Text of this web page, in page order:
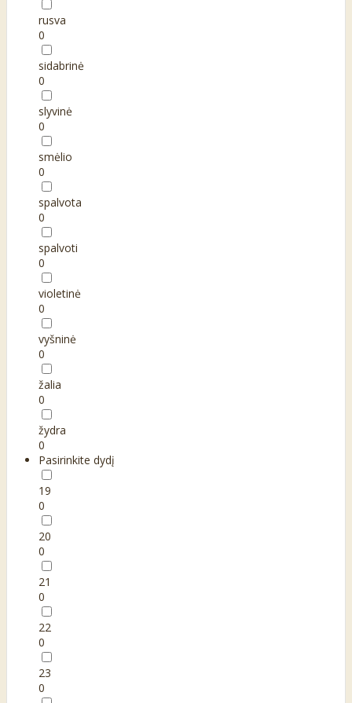
rusva
0
sidabrinė
0
slyvinė
0
smėlio
0
spalvota
0
spalvoti
0
violetinė
0
vyšninė
0
žalia
0
žydra
0
Pasirinkite dydį
19
0
20
0
21
0
22
0
23
0